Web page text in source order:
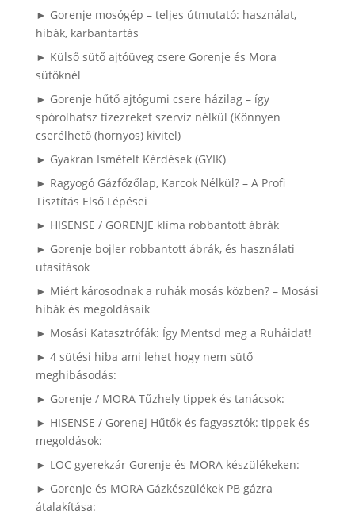
► Gorenje mosógép – teljes útmutató: használat,
hibák, karbantartás
► Külső sütő ajtóüveg csere Gorenje és Mora
sütőknél
► Gorenje hűtő ajtógumi csere házilag – így
spórolhatsz tízezreket szerviz nélkül (Könnyen
cserélhető (hornyos) kivitel)
► Gyakran Ismételt Kérdések (GYIK)
► Ragyogó Gázfőzőlap, Karcok Nélkül? – A Profi
Tisztítás Első Lépései
► HISENSE / GORENJE klíma robbantott ábrák
► Gorenje bojler robbantott ábrák, és használati
utasítások
► Miért károsodnak a ruhák mosás közben? – Mosási
hibák és megoldásaik
► Mosási Katasztrófák: Így Mentsd meg a Ruháidat!
► 4 sütési hiba ami lehet hogy nem sütő
meghibásodás:
► Gorenje / MORA Tűzhely tippek és tanácsok:
► HISENSE / Gorenej Hűtők és fagyasztók: tippek és
megoldások:
► LOC gyerekzár Gorenje és MORA készülékeken:
► Gorenje és MORA Gázkészülékek PB gázra
átalakítása: